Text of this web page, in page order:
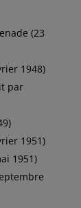
(23
1948)
par
1951)
1951)